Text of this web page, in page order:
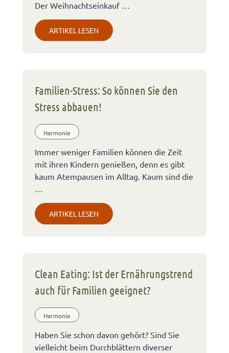
Der Weihnachtseinkauf …
ARTIKEL LESEN
Familien-Stress: So können Sie den
Stress abbauen!
Harmonie
Immer weniger Familien können die Zeit
mit ihren Kindern genießen, denn es gibt
kaum Atempausen im Alltag. Kaum sind die
ARTIKEL LESEN
Clean Eating: Ist der Ernährungstrend
auch für Familien geeignet?
Harmonie
Haben Sie schon davon gehört? Sind Sie
vielleicht beim Durchblättern diverser